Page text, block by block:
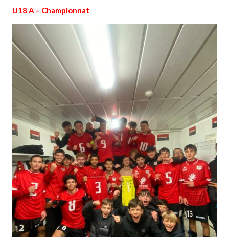
U18 A – Championnat